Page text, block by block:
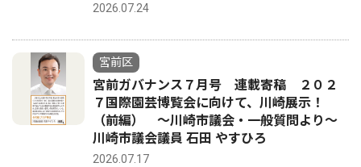
2026.07.24
宮前区
宮前ガバナンス７月号 連載寄稿 ２０２
７国際園芸博覧会に向けて、川崎展示！
（前編） 〜川崎市議会・一般質問より〜
川崎市議会議員 石田 やすひろ
2026.07.17